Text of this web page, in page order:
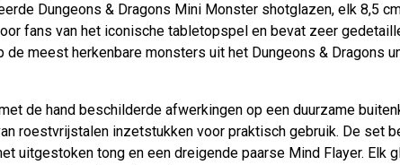
Dungeons & Dragons Mini Monster shotglazen, elk 8,5
fans van het iconische tabletopspel en bevat zeer
meest herkenbare monsters uit het Dungeons & Dragons
de hand beschilderde afwerkingen op een duurzame
roestvrijstalen inzetstukken voor praktisch gebruik. De set
uitgestoken tong en een dreigende paarse Mind Flayer. Elk